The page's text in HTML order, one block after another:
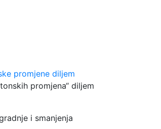
promjene diljem
promjena“ diljem
i smanjenja